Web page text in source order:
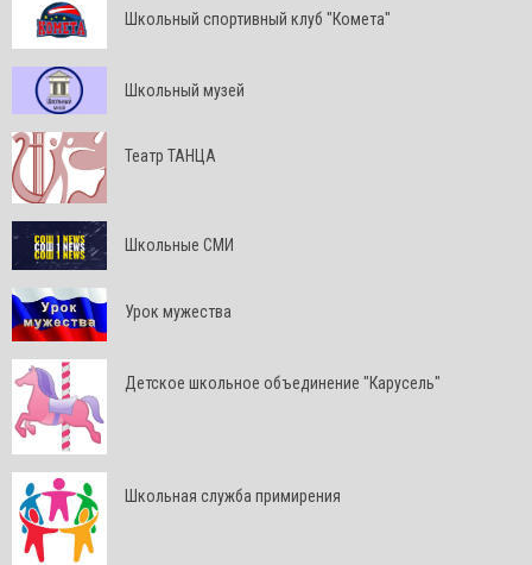
Школьный спортивный клуб "Комета"
Школьный музей
Театр ТАНЦА
Школьные СМИ
Урок мужества
Детское школьное объединение "Карусель"
Школьная служба примирения